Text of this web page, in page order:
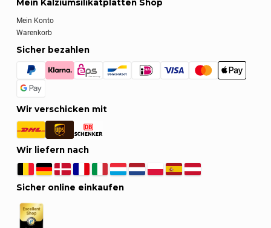
Mein Kalziumsilikatplatten Shop
Mein Konto
Warenkorb
Sicher bezahlen
Wir verschicken mit
Wir liefern nach
Sicher online einkaufen